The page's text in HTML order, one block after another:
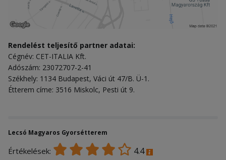
Rendelést teljesítő partner adatai:
Cégnév: CET-ITALIA Kft.
Adószám: 23072707-2-41
Székhely: 1134 Budapest, Váci út 47/B. Ü-1.
Étterem címe: 3516 Miskolc, Pesti út 9.
Lecsó Magyaros Gyorsétterem
Értékelések: 4.4